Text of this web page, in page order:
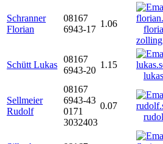
Schranner
Florian
08167
6943-17
1.06
Schütt Lukas
08167
6943-20
1.15
Sellmeier
Rudolf
08167
6943-43
0171
3032403
0.07